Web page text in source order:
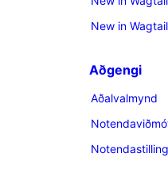
New in
Aðgengi
Aðalvalmynd